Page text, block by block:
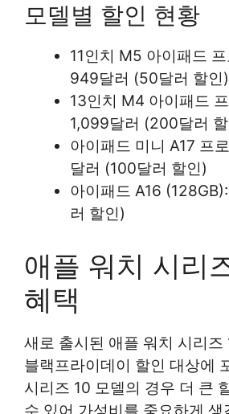
모델별 할인 현황
11인치 M5 아이패드
949달러 (50달러 할인)
13인치 M4 아이패드
1,099달러 (200달러
아이패드 미니 A17 프
달러 (100달러 할인)
아이패드 A16
러 할인)
애플 워치 시리
혜택
새로 출시된 애플 워치 시리즈
블랙프라이데이 할인 대상에
시리즈 10 모델의 경우 더 큰
수 있어 가성비를 중요하게 생